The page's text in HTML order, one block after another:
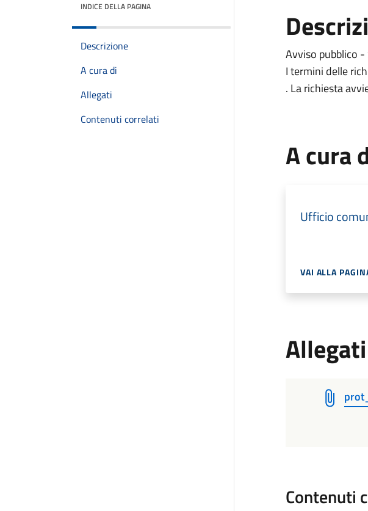
INDICE DELLA PAGINA
Descrizione
A cura di
Allegati
Contenuti correlati
Avviso pubblico
I termini delle
. La richiesta
A cura
Ufficio
VAI ALLA
Allegati
Contenuti